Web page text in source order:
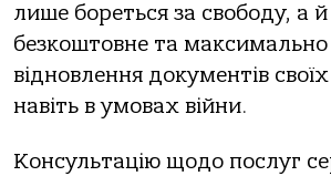
лише бореться за свободу, а
безкоштовне та максимально
відновлення документів
навіть в умовах війни.
Консультацію щодо послуг